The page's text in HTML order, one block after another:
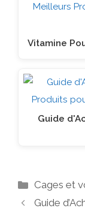
Vitamine
Guide
Catégories
Cages et
Guide